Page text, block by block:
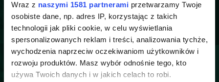
Wraz z naszymi 1581 partnerami przetwarzamy Twoje
osobiste dane, np. adres IP, korzystając z takich
technologii jak pliki cookie, w celu wyświetlania
spersonalizowanych reklam i treści, analizowania tychże,
wychodzenia naprzeciw oczekiwaniom użytkowników i
rozwoju produktów. Masz wybór odnośnie tego, kto
używa Twoich danych i w jakich celach to robi.